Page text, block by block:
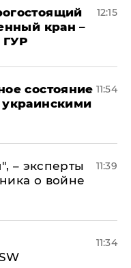
кран –
ГУР
12:15
состояние 11:54
– эксперты
о войне
11:39
11:34